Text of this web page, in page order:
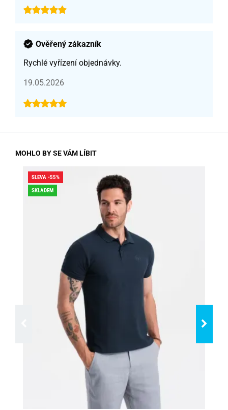
Ověřený zákazník
Rychlé vyřízení objednávky.
19.05.2026
MOHLO BY SE VÁM LÍBIT
SLEVA -55%
SKLADEM